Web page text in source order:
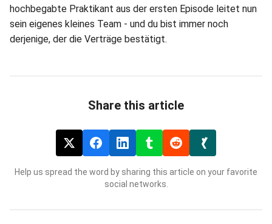
hochbegabte Praktikant aus der ersten Episode leitet nun
sein eigenes kleines Team - und du bist immer noch
derjenige, der die Verträge bestätigt.
Share this article
Help us spread the word by sharing this article on your favorite
social networks.